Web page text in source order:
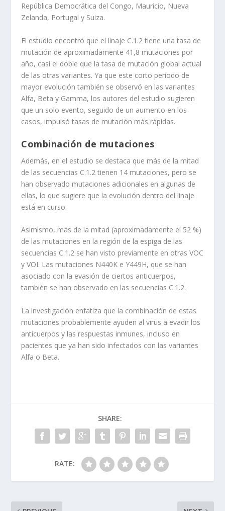
República Democrática del Congo, Mauricio, Nueva
Zelanda, Portugal y Suiza.
El estudio encontró que el linaje C.1.2 tiene una tasa de
mutación de aproximadamente 41,8 mutaciones por
año, casi el doble que la tasa de mutación global actual
de las otras variantes. Ya que este corto período de
mayor evolución también se observó en las variantes
Alfa, Beta y Gamma, los autores del estudio sugieren
que un solo evento, seguido de un aumento en los
casos, impulsó tasas de mutación más rápidas.
Combinación de mutaciones
Además, en el estudio se destaca que más de la mitad
de las secuencias C.1.2 tienen 14 mutaciones, pero se
han observado mutaciones adicionales en algunas de
ellas, lo que sugiere que la evolución dentro del linaje
está en curso.
Asimismo, más de la mitad (aproximadamente el 52 %)
de las mutaciones en la región de la espiga de las
secuencias C.1.2 se han visto previamente en otras VOC
y VOI. Las mutaciones N440K e Y449H, que se han
asociado con la evasión de ciertos anticuerpos,
también se han observado en las secuencias C.1.2.
La investigación enfatiza que la combinación de estas
mutaciones probablemente ayuden al virus a evadir los
anticuerpos y las respuestas inmunes, incluso en
pacientes que ya han sido infectados con las variantes
Alfa o Beta.
SHARE:
RATE: